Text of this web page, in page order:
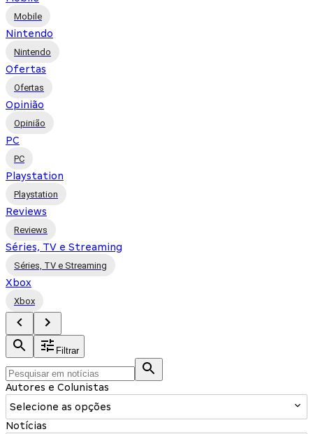
Mobile
Nintendo
Nintendo
Ofertas
Ofertas
Opinião
Opinião
PC
PC
Playstation
Playstation
Reviews
Reviews
Séries, TV e Streaming
Séries, TV e Streaming
Xbox
Xbox
Filtrar
Autores e Colunistas
Selecione as opções
Notícias